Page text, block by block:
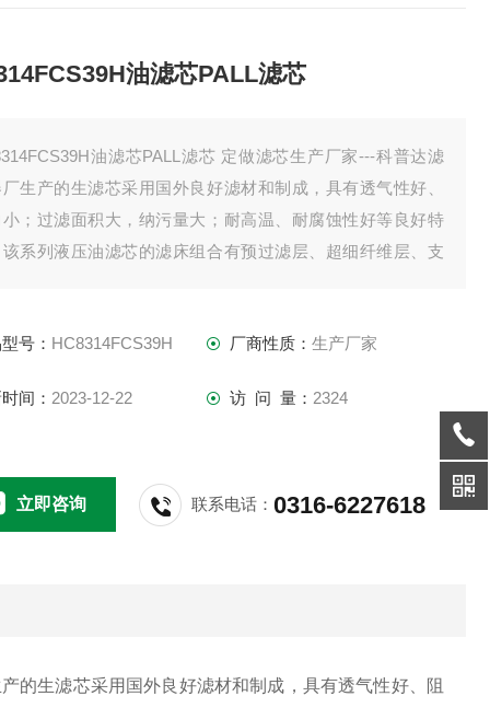
油滤芯PALL滤芯
油滤芯PALL滤芯 定做滤芯生产厂家---科普达滤
生产的生滤芯采用国外良好滤材和制成，具有透气性好、
；过滤面积大，纳污量大；耐高温、耐腐蚀性好等良好特
该系列液压油滤芯的滤床组合有预过滤层、超细纤维层、支
号： HC8314FCS39H 厂商性质： 生产厂家
间： 2023-12-22 访 问 量： 2324
立即咨询 联系电话：0316-6227618
的生滤芯采用国外良好滤材和制成，具有透气性好、阻